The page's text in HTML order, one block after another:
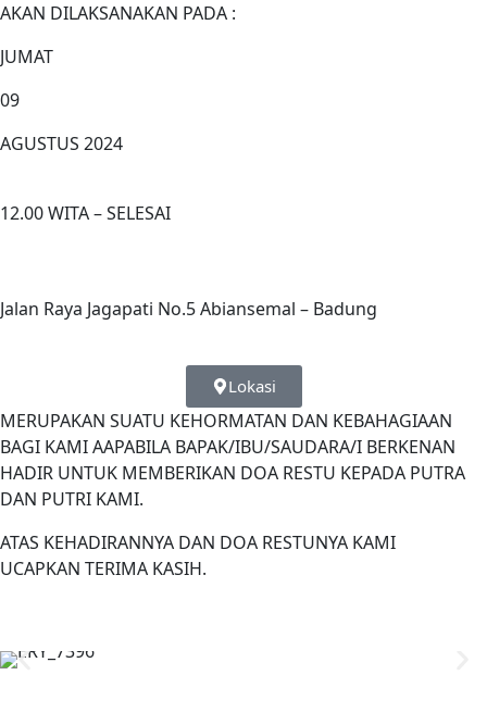
AKAN DILAKSANAKAN PADA :
JUMAT
09
AGUSTUS 2024
12.00 WITA – SELESAI
Jalan Raya Jagapati No.5 Abiansemal – Badung
Lokasi
MERUPAKAN SUATU KEHORMATAN DAN KEBAHAGIAAN
BAGI KAMI AAPABILA BAPAK/IBU/SAUDARA/I BERKENAN
HADIR UNTUK MEMBERIKAN DOA RESTU KEPADA PUTRA
DAN PUTRI KAMI.
ATAS KEHADIRANNYA DAN DOA RESTUNYA KAMI
UCAPKAN TERIMA KASIH.